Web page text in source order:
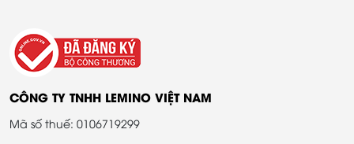
CÔNG TY TNHH LEMINO VIỆT NAM
Mã số thuế: 0106719299